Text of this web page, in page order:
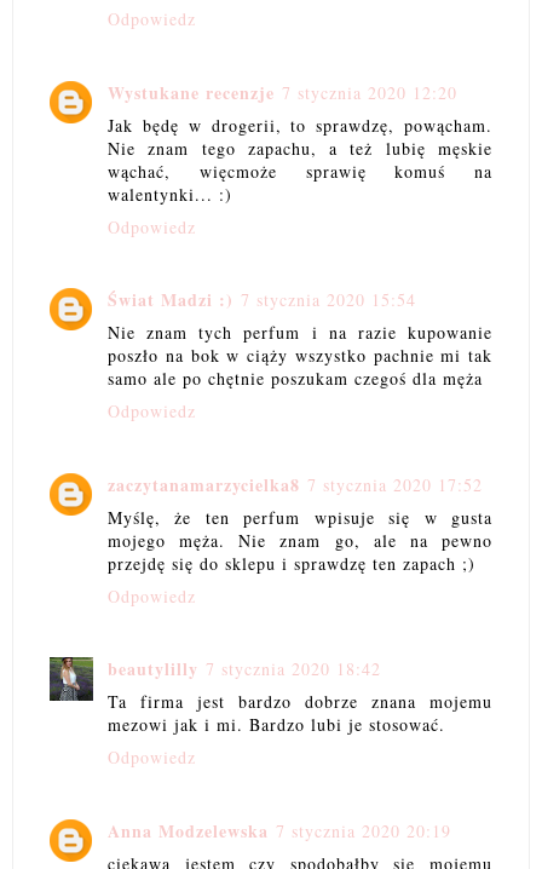
Odpowiedz
Wystukane recenzje 7 stycznia 2020 12:20
Jak będę w drogerii, to sprawdzę, powącham.
Nie znam tego zapachu, a też lubię męskie
wąchać, więcmoże sprawię komuś na
walentynki... :)
Odpowiedz
Świat Madzi :) 7 stycznia 2020 15:54
Nie znam tych perfum i na razie kupowanie
poszło na bok w ciąży wszystko pachnie mi tak
samo ale po chętnie poszukam czegoś dla męża
Odpowiedz
zaczytanamarzycielka8 7 stycznia 2020 17:52
Myślę, że ten perfum wpisuje się w gusta
mojego męża. Nie znam go, ale na pewno
przejdę się do sklepu i sprawdzę ten zapach ;)
Odpowiedz
beautylilly 7 stycznia 2020 18:42
Ta firma jest bardzo dobrze znana mojemu
mezowi jak i mi. Bardzo lubi je stosować.
Odpowiedz
Anna Modzelewska 7 stycznia 2020 20:19
ciekawa jestem czy spodobałby się mojemu